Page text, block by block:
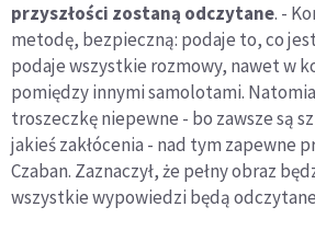
przyszłości zostaną odczytane. -
metodę, bezpieczną: podaje to, co
podaje wszystkie rozmowy, nawet w
pomiędzy innymi samolotami.
troszeczkę niepewne - bo zawsze są
jakieś zakłócenia - nad tym zapewne
Czaban. Zaznaczył, że pełny obraz
wszystkie wypowiedzi będą